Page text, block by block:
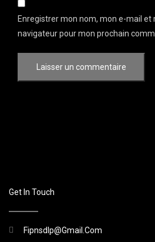
Enregistrer mon nom, mon e-mail et
navigateur pour mon prochain
Get In Touch
Fipnsdlp@gmail.com